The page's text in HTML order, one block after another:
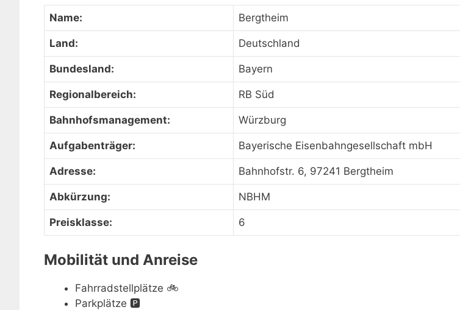
Name: Bergtheim
Land: Deutschland
Bundesland: Bayern
Regionalbereich: RB Süd
Bahnhofsmanagement: Würzburg
Aufgabenträger: Bayerische Eisenbahngesellschaft mbH
Adresse: Bahnhofstr. 6, 97241 Bergtheim
Abkürzung: NBHM
Preisklasse: 6
Mobilität und Anreise
Fahrradstellplätze 🚲
Parkplätze 🅿️